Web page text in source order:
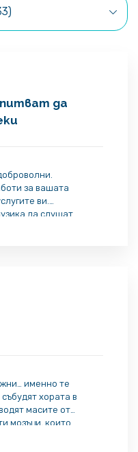
да
за вашата
ви.
да слушат
именно те
хората в
масите от
мозъци, които